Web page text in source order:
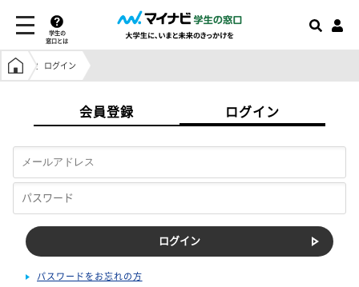
学生の
窓口とは
学生の窓口トップ
ログイン
会員登録 ログイン
パスワードをお忘れの方